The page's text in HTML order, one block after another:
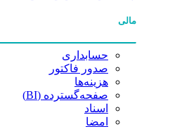
مالی
حسابداری
صدور فاکتور
هزینه‌ها
صفحه‌گسترده (BI)
اسناد
امضا